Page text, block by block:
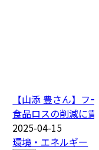
【山添 豊さん】フ
食品ロスの削減に
2025-04-15
環境・エネルギー